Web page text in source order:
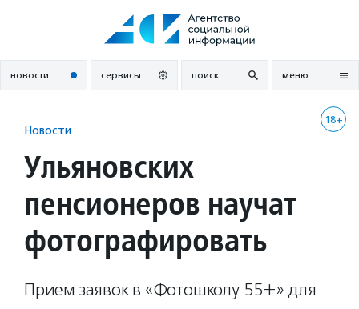
новости сервисы поиск меню
18+
Новости
Ульяновских
пенсионеров научат
фотографировать
Прием заявок в «Фотошколу 55+» для